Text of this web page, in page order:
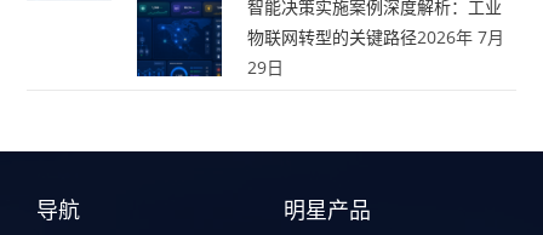
智能决策实施案例深度解析：工业
物联网转型的关键路径2026年 7月
29日
导航 明星产品